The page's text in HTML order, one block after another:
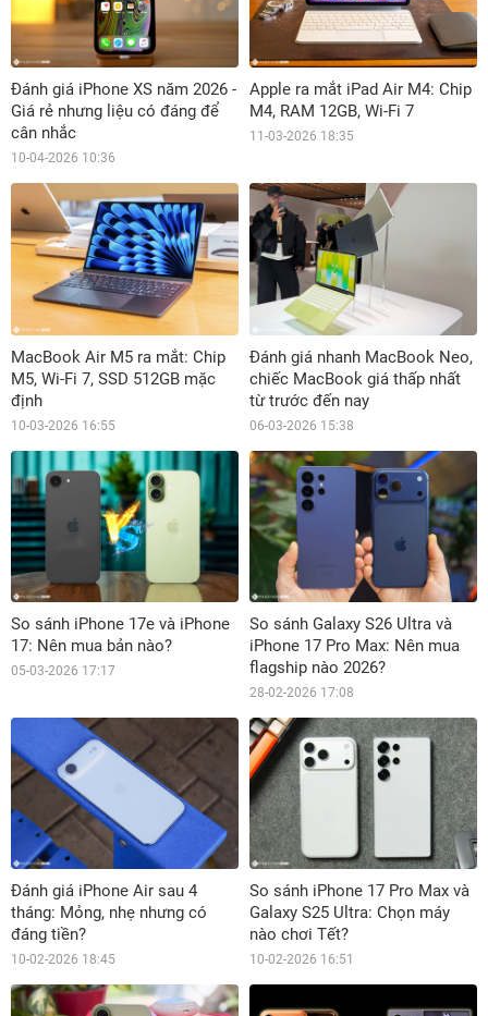
Đánh giá iPhone XS năm 2026 -
Giá rẻ nhưng liệu có đáng để
cân nhắc
10-04-2026 10:36
Apple ra mắt iPad Air M4: Chip
M4, RAM 12GB, Wi-Fi 7
11-03-2026 18:35
MacBook Air M5 ra mắt: Chip
M5, Wi-Fi 7, SSD 512GB mặc
định
10-03-2026 16:55
Đánh giá nhanh MacBook Neo,
chiếc MacBook giá thấp nhất
từ trước đến nay
06-03-2026 15:38
So sánh iPhone 17e và iPhone
17: Nên mua bản nào?
05-03-2026 17:17
So sánh Galaxy S26 Ultra và
iPhone 17 Pro Max: Nên mua
flagship nào 2026?
28-02-2026 17:08
Đánh giá iPhone Air sau 4
tháng: Mỏng, nhẹ nhưng có
đáng tiền?
10-02-2026 18:45
So sánh iPhone 17 Pro Max và
Galaxy S25 Ultra: Chọn máy
nào chơi Tết?
10-02-2026 16:51